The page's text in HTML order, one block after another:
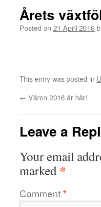
Årets
Posted on 21 April 2016
This entry was posted in
← Våren 2016 är här!
Leave a
Your email
marked *
Comment*